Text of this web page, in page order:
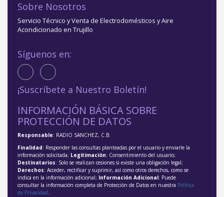
Sobre Nosotros
Servicio Técnico y Venta de Electrodomésticos y Aire
Acondicionado en Trujillo
Síguenos en:
¡Suscríbete a Nuestro Boletín!
INFORMACIÓN BÁSICA SOBRE
PROTECCIÓN DE DATOS
Responsable: RADIO SANCHEZ, C.B.
Finalidad: Responder las consultas planteadas por el usuario y enviarle la
información solicitada; Legitimación: Consentimiento del usuario;
Destinatarios: Solo se realizan cesiones si existe una obligación legal;
Derechos: Acceder, rectificar y suprimir, así como otros derechos, como se
indica en la información adicional; Información Adicional: Puede
consultar la información completa de Protección de Datos en nuestra Política
de Privacidad.